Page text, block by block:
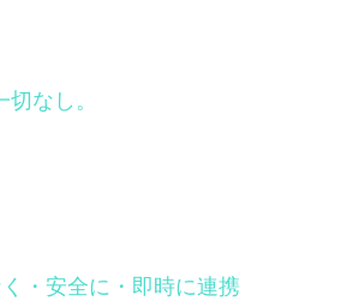
なし。
・安全に・即時に連携